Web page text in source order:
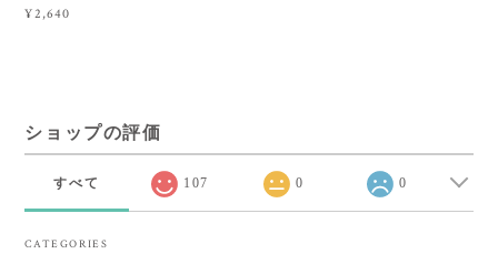
¥2,640
ショップの評価
すべて 107 0 0
CATEGORIES